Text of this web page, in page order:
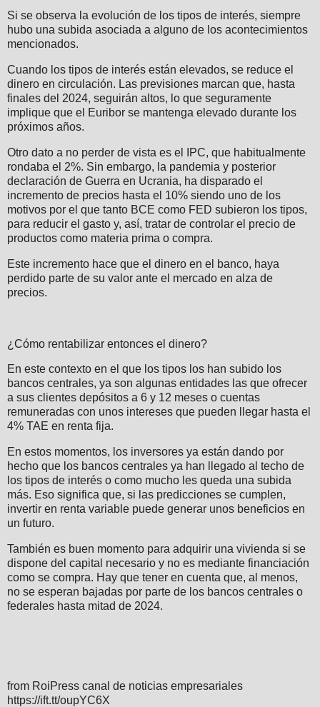
Si se observa la evolución de los tipos de interés, siempre
hubo una subida asociada a alguno de los acontecimientos
mencionados.
Cuando los tipos de interés están elevados, se reduce el
dinero en circulación. Las previsiones marcan que, hasta
finales del 2024, seguirán altos, lo que seguramente
implique que el Euribor se mantenga elevado durante los
próximos años.
Otro dato a no perder de vista es el IPC, que habitualmente
rondaba el 2%. Sin embargo, la pandemia y posterior
declaración de Guerra en Ucrania, ha disparado el
incremento de precios hasta el 10% siendo uno de los
motivos por el que tanto BCE como FED subieron los tipos,
para reducir el gasto y, así, tratar de controlar el precio de
productos como materia prima o compra.
Este incremento hace que el dinero en el banco, haya
perdido parte de su valor ante el mercado en alza de
precios.
¿Cómo rentabilizar entonces el dinero?
En este contexto en el que los tipos los han subido los
bancos centrales, ya son algunas entidades las que ofrecer
a sus clientes depósitos a 6 y 12 meses o cuentas
remuneradas con unos intereses que pueden llegar hasta el
4% TAE en renta fija.
En estos momentos, los inversores ya están dando por
hecho que los bancos centrales ya han llegado al techo de
los tipos de interés o como mucho les queda una subida
más. Eso significa que, si las predicciones se cumplen,
invertir en renta variable puede generar unos beneficios en
un futuro.
También es buen momento para adquirir una vivienda si se
dispone del capital necesario y no es mediante financiación
como se compra. Hay que tener en cuenta que, al menos,
no se esperan bajadas por parte de los bancos centrales o
federales hasta mitad de 2024.
from RoiPress canal de noticias empresariales
https://ift.tt/oupYC6X